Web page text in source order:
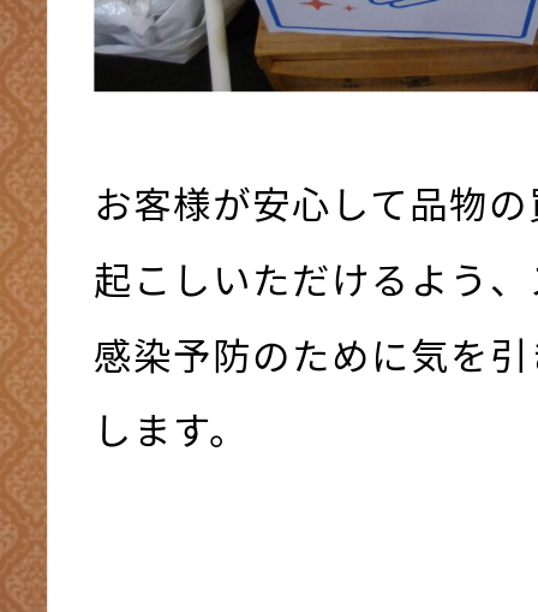
お客様が安心して品物
起こしいただけるよう
感染予防のために気を
します。